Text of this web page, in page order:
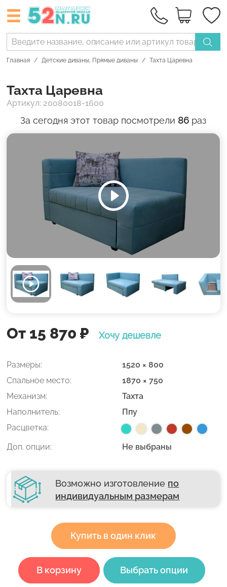
Главная Детские диваны, Прямые диваны Тахта Царевна
Тахта Царевна
Артикул: 20080018-1600
За сегодня этот товар посмотрели 86 раз
От 15 870 ₽ Хочу дешевле
Размеры:
1520 × 800
Спальное место:
1870 × 750
Механизм:
Тахта
Наполнитель:
Ппу
Расцветка:
Доп. опции:
Не выбраны
Возможно изготовление по
индивидуальным размерам
Купить в один клик
В корзину Выбрать опции